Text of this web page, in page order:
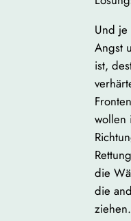
Und
Angst
ist,
wollen
die
die
ziehen.